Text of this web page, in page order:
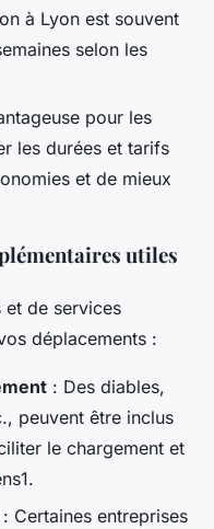
à Lyon est souvent
selon les
pour les
les durées et tarifs
et de mieux
utiles
et de services
déplacements :
: Des diables,
peuvent être inclus
le chargement et
: Certaines entreprises